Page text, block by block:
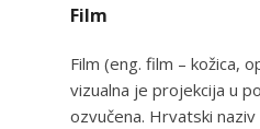
Film
Film (eng. film – kožica,
vizualna je projekcija u
ozvučena. Hrvatski